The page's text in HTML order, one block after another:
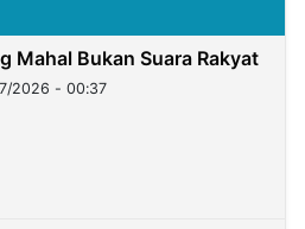
Mahal Bukan Suara Rakyat
2026 - 00:37